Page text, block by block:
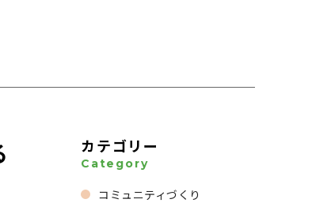
カテゴリー
Category
コミュニティづくり